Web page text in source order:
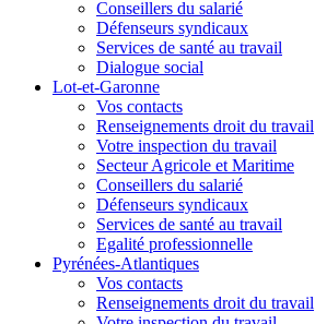
Conseillers du salarié
Défenseurs syndicaux
Services de santé au travail
Dialogue social
Lot-et-Garonne
Vos contacts
Renseignements droit du travail
Votre inspection du travail
Secteur Agricole et Maritime
Conseillers du salarié
Défenseurs syndicaux
Services de santé au travail
Egalité professionnelle
Pyrénées-Atlantiques
Vos contacts
Renseignements droit du travail